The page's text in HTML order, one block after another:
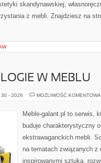
skandynawskiej,
z mebli. Znajdziesz na
W MEBLU
30 - 2026 MOŻLIWOŚĆ
Meble-galant.pl to serwis,
buduje charakterystyczny
ekstrawaganckich mebli.
na tematach związanych z
inspirowanymi sztuką,